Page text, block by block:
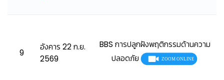
9
อังคาร 22 ก.ย.
2569
BBS การปลูกฝังพฤติกรรมด้านความ
ปลอดภัย